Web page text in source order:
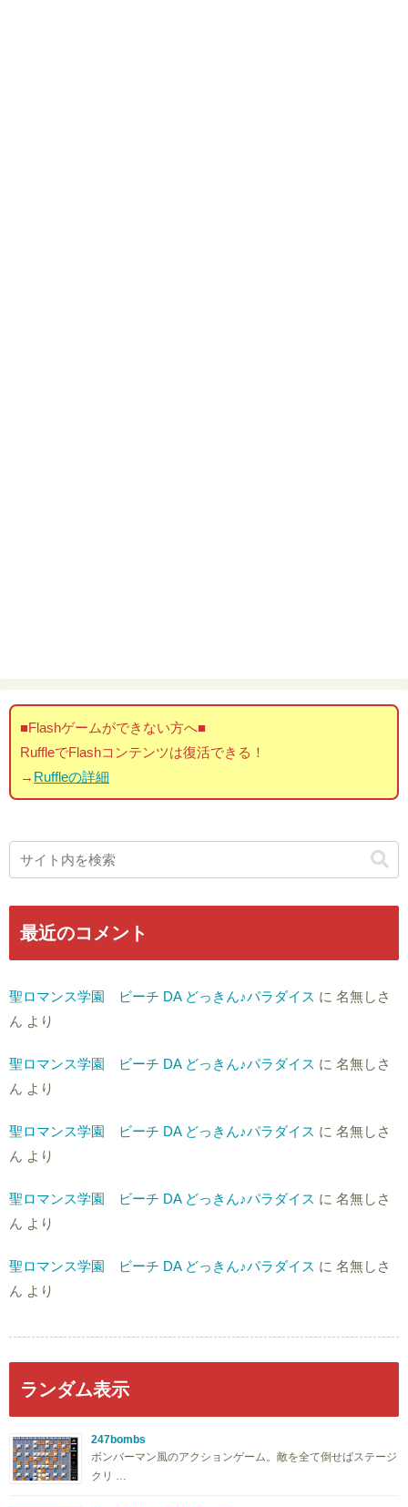
■Flashゲームができない方へ■
RuffleでFlashコンテンツは復活できる！
→ Ruffleの詳細
最近のコメント
聖ロマンス学園 ビーチ DA どっきん♪パラダイス に 名無しさ
ん より
聖ロマンス学園 ビーチ DA どっきん♪パラダイス に 名無しさ
ん より
聖ロマンス学園 ビーチ DA どっきん♪パラダイス に 名無しさ
ん より
聖ロマンス学園 ビーチ DA どっきん♪パラダイス に 名無しさ
ん より
聖ロマンス学園 ビーチ DA どっきん♪パラダイス に 名無しさ
ん より
ランダム表示
247bombs
ボンバーマン風のアクションゲーム。敵を全て倒せばステージ
クリ …